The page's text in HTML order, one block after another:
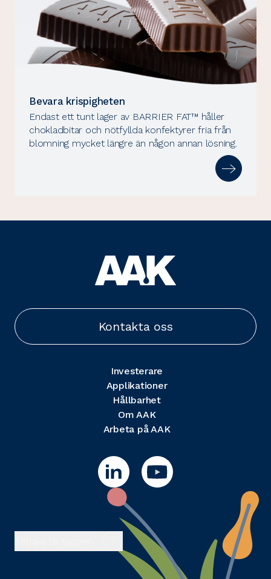
Bevara krispigheten
Endast ett tunt lager av BARRIER FAT™ håller
chokladbitar och nötfyllda konfektyrer fria från
blomning mycket längre än någon annan lösning.
Kontakta oss
Investerare
Applikationer
Hållbarhet
Om AAK
Arbeta på AAK